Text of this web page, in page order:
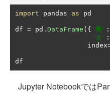
import pandas as pd
df = pd . DataFrame ({ '男' :
'女' :
                  index
df
Jupyter Notebookでは